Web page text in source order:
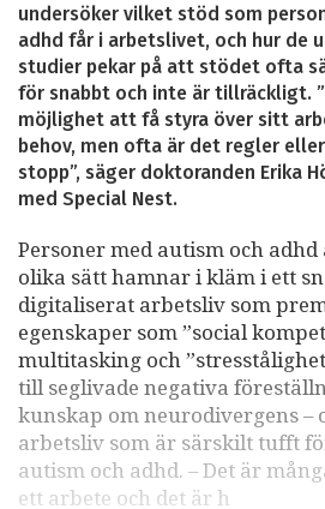
undersöker vilket stöd som
adhd får i arbetslivet, och hur de
studier pekar på att stödet ofta
för snabbt och inte är tillräckligt.
möjlighet att få styra över sitt
behov, men ofta är det regler
stopp”, säger doktoranden Erika
med Special Nest.
Personer med autism och
olika sätt hamnar i kläm i ett
digitaliserat arbetsliv som
egenskaper som ”social
multitasking och
till seglivade negativa
kunskap om neurodivergens –
arbetsliv som är särskilt tufft
autism och adhd. – Det är
ett arbete och det är h